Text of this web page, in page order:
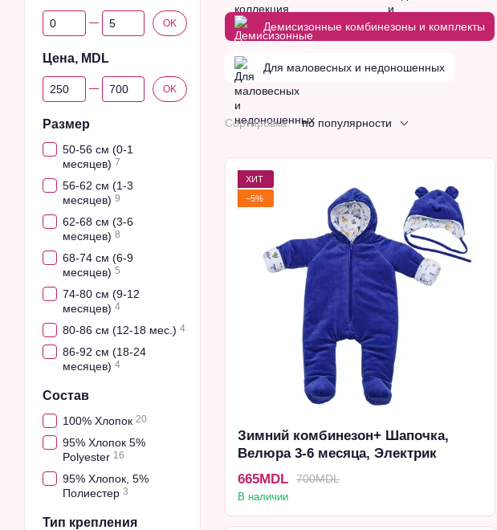
Демисизонные комбинезоны и комплекты
Для маловесных и недоношенных
Сортировка: по популярности
ХИТ
−5%
Зимний комбинезон+ Шапочка,
Велюра 3-6 месяца, Электрик
700MDL
665MDL
В наличии
От Скидка %
До Скидка % OK
Цена, MDL
От Цена, MDL
До Цена, MDL OK
Размер
50-56 см (0-1
месяцев) 7
56-62 см (1-3
месяцев) 9
62-68 см (3-6
месяцев) 8
68-74 см (6-9
месяцев) 5
74-80 см (9-12
месяцев) 4
80-86 см (12-18 мес.) 4
86-92 см (18-24
месяцев) 4
Состав
100% Хлопок 20
95% Хлопок 5%
Polyester 16
95% Хлопок, 5%
Полиестер 3
Тип крепления